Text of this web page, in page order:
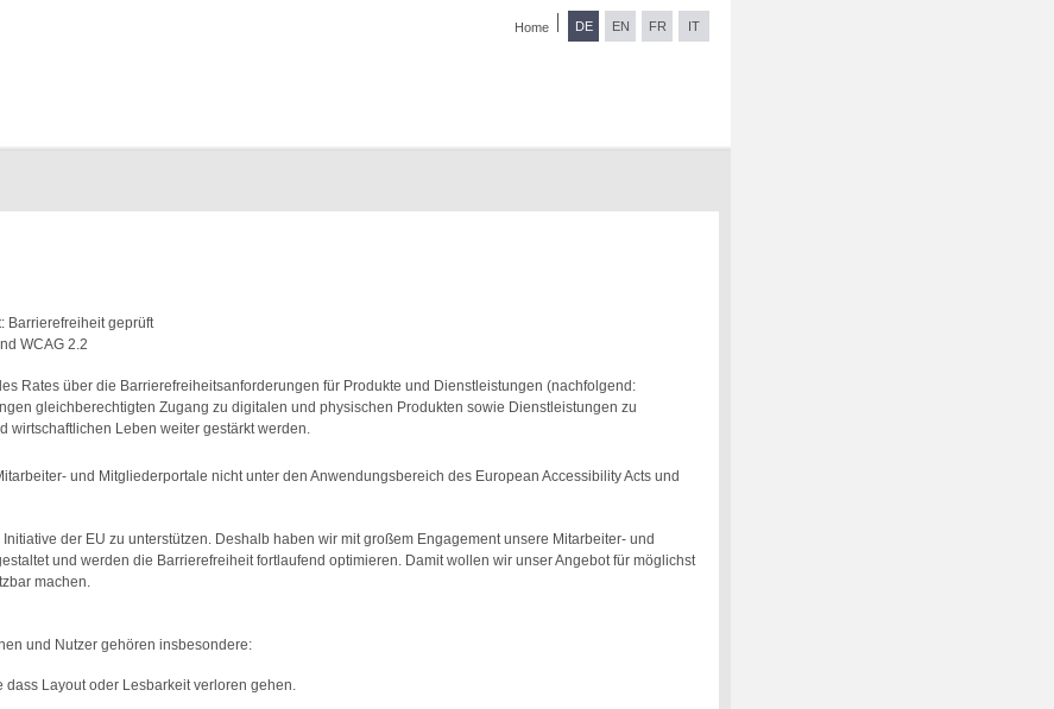
Home DE EN FR IT
Rates über die Barrierefreiheitsanforderungen für Produkte und Dienstleistungen (nachfolgend:
gleichberechtigten Zugang zu digitalen und physischen Produkten sowie Dienstleistungen zu
wirtschaftlichen Leben weiter gestärkt werden.
und Mitgliederportale nicht unter den Anwendungsbereich des European Accessibility Acts und
der EU zu unterstützen. Deshalb haben wir mit großem Engagement unsere Mitarbeiter- und
und werden die Barrierefreiheit fortlaufend optimieren. Damit wollen wir unser Angebot für möglichst
machen.
und Nutzer gehören insbesondere:
dass Layout oder Lesbarkeit verloren gehen.